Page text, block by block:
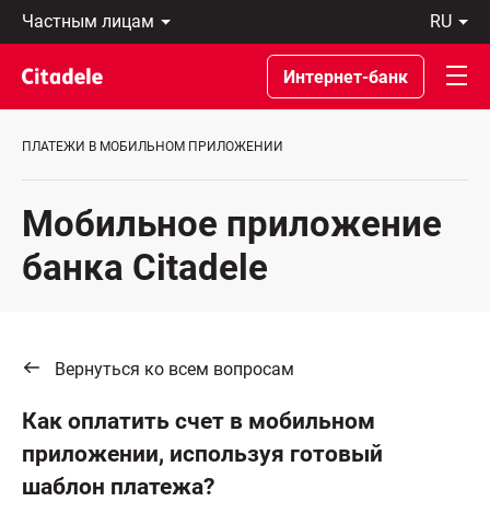
Частным
лицам
Предприятиям
Private
Banking
банке
ru
Latviski
По-
русски
In
Интернет-банк
ПЛАТЕЖИ В МОБИЛЬНОМ ПРИЛОЖЕНИИ
Мобильное приложение
банка Citadelе
Вернуться ко всем вопросам
Как оплатить счет в мобильном
приложении, используя готовый
шаблон платежа?